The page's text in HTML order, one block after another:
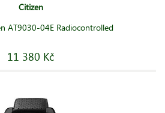
Citizen
AT9030-04E Radiocontrolled
11 380 Kč